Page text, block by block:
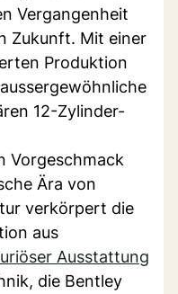
Vergangenheit
Zukunft. Mit einer
Produktion
12-Zylinder-
Vorgeschmack
Ära von
verkörpert die
aus
Ausstattung
die Bentley